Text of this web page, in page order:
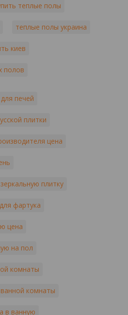
теплые полы
теплые полы украина
киев
полов
печей
плитки
цена
плитку
фартука
цена
на пол
комнаты
комнаты
в ванную